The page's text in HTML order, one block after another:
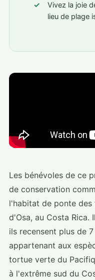
Vivez la joie
lieu de plage
Les bénévoles de ce
de conservation
l'habitat de ponte des
d'Osa, au Costa
ils recensent plus de
appartenant aux
tortue verte du
à l'extrême sud du